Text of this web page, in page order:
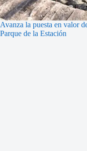
Avanza la puesta en valor
Parque de la Estación